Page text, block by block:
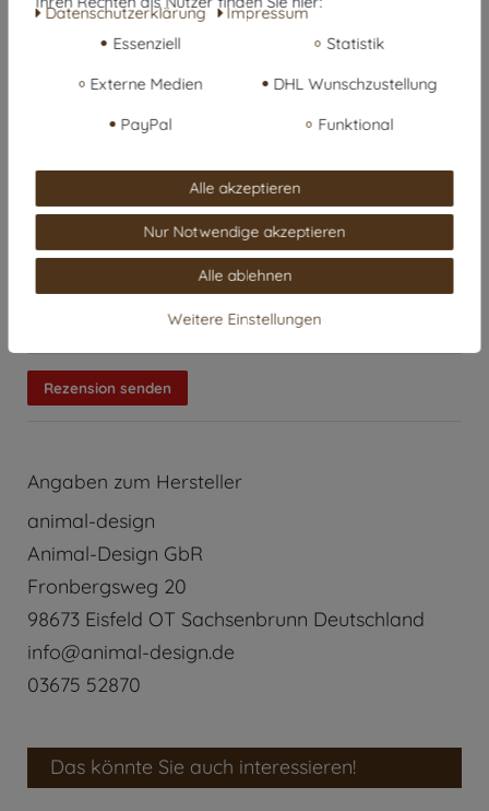
2
0
Rezension senden
Angaben zum Hersteller
animal-design
Animal-Design GbR
Fronbergsweg 20
98673 Eisfeld OT Sachsenbrunn Deutschland
info@animal-design.de
03675 52870
Das könnte Sie auch interessieren!
Daten­schutz­erklärung
Impressum
Essenziell
Statistik
Externe Medien DHL Wunschzustellung
PayPal Funktional
Alle akzeptieren
Nur Notwendige akzeptieren
Alle ablehnen
Weitere Einstellungen